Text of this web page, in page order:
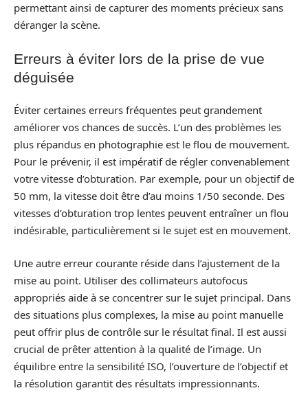
permettant ainsi de capturer des moments précieux sans
déranger la scène.
Erreurs à éviter lors de la prise de vue
déguisée
Éviter certaines erreurs fréquentes peut grandement
améliorer vos chances de succès. L’un des problèmes les
plus répandus en photographie est le flou de mouvement.
Pour le prévenir, il est impératif de régler convenablement
votre vitesse d’obturation. Par exemple, pour un objectif de
50 mm, la vitesse doit être d’au moins 1/50 seconde. Des
vitesses d’obturation trop lentes peuvent entraîner un flou
indésirable, particulièrement si le sujet est en mouvement.
Une autre erreur courante réside dans l’ajustement de la
mise au point. Utiliser des collimateurs autofocus
appropriés aide à se concentrer sur le sujet principal. Dans
des situations plus complexes, la mise au point manuelle
peut offrir plus de contrôle sur le résultat final. Il est aussi
crucial de prêter attention à la qualité de l’image. Un
équilibre entre la sensibilité ISO, l’ouverture de l’objectif et
la résolution garantit des résultats impressionnants.